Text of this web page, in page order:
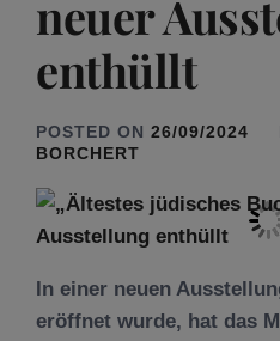
neuer
enthüllt
POSTED ON 26/09/2024
BORCHERT
In einer neuen
eröffnet wurde, hat das